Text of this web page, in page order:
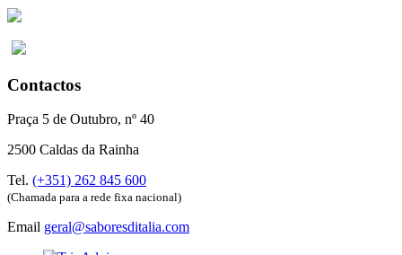
Contactos
Praça 5 de Outubro, nº 40
2500 Caldas da Rainha
Tel. (+351) 262 845 600
(Chamada para a rede fixa nacional)
Email geral@saboresditalia.com